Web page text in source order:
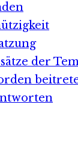
der